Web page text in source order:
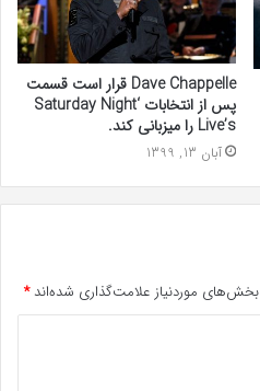
Dave Chappelle قرار است قسمت
پس از انتخابات ‘Saturday Night
Live’s را میزبانی کند.
آبان 13, 1399
بخش‌های موردنیاز علامت‌گذاری شده‌اند*